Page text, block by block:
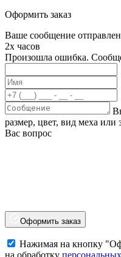
Оформить заказ
Ваше сообщение
2х часов
Произошла ошибка.
размер, цвет, вид меха
Вас вопрос
Оформить заказ
Нажимая на кнопку